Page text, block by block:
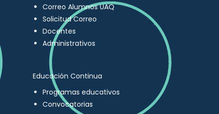
Correo Alumnos UAQ
Solicitud Correo
Docentes
Administrativos
Educación Continua
Programas educativos
Convocatorias